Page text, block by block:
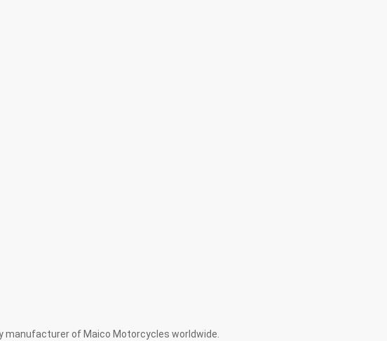
manufacturer of Maico Motorcycles worldwide.